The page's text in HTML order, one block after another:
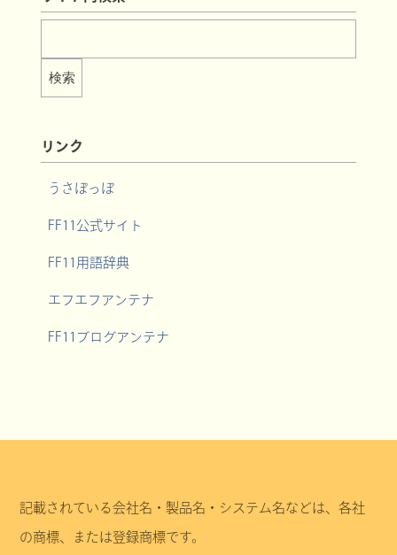
リンク
うさぽっぽ
FF11公式サイト
FF11用語辞典
エフエフアンテナ
FF11ブログアンテナ
記載されている会社名・製品名・システム名などは、各社
の商標、または登録商標です。